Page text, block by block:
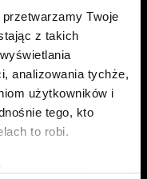
przetwarzamy Twoje
z takich
analizowania tychże,
użytkowników i
tego, kto
to robi.
również:
(wariant
wersja pudełkowa
się od swojego
posiada na
Grecja, Islandia,